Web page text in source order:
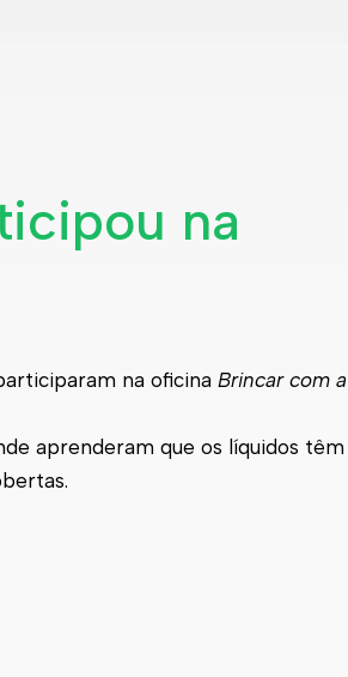
na
na oficina Brincar com a
aprenderam que os líquidos têm